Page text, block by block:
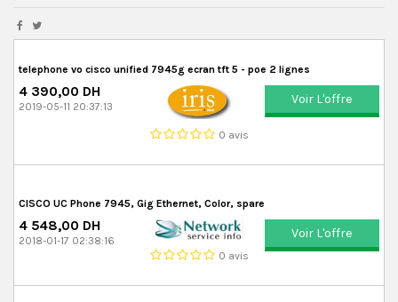
telephone vo cisco unified 7945g ecran tft 5 - poe 2 lignes
4 390,00 DH
2019-05-11 20:37:13
0 avis
Voir L'offre
CISCO UC Phone 7945, Gig Ethernet, Color, spare
4 548,00 DH
2018-01-17 02:38:16
0 avis
Voir L'offre